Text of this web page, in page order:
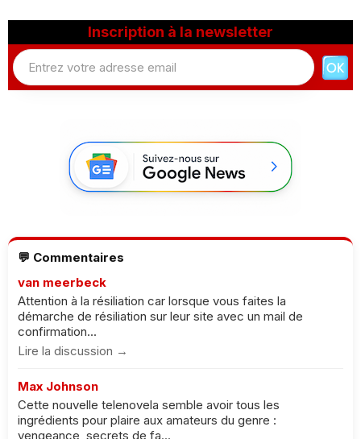
Inscription à la newsletter
💬 Commentaires
van meerbeck
Attention à la résiliation car lorsque vous faites la
démarche de résiliation sur leur site avec un mail de
confirmation...
Lire la discussion →
Max Johnson
Cette nouvelle telenovela semble avoir tous les
ingrédients pour plaire aux amateurs du genre :
vengeance, secrets de fa...